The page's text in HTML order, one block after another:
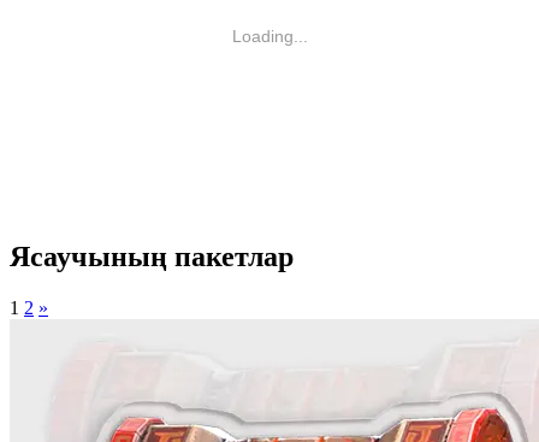
Loading...
Ясаучының пакетлар
1 2 »